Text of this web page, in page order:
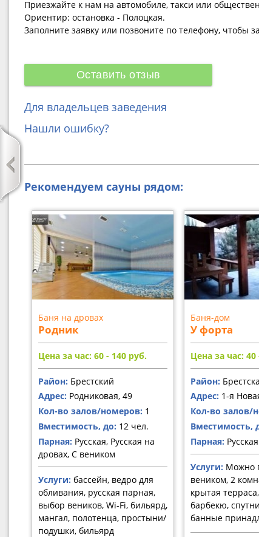
Приезжайте к нам на автомобиле, такси или
Ориентир: остановка - Полоцкая.
Заполните заявку или позвоните по телефону, чтобы
Оставить отзыв
Для владельцев заведения
Нашли ошибку?
Рекомендуем сауны рядом:
Баня на дровах
Родник
Цена за час: 60 - 140 руб.
Район: Брестский
Адрес: Родниковая, 49
Кол-во залов/номеров: 1
Вместимость, до: 12 чел.
Парная: Русская, Русская на
дровах, С веником
Услуги: бассейн, ведро для
обливания, русская парная,
выбор веников, Wi-Fi, бильярд,
мангал, полотенца, простыни/
подушки, бильярд
Баня-дом
У форта
Цена за час: 40
Район:
Адрес: 1-я
Кол-во залов/
Вместимость,
Парная: Русская
Услуги: Можно
веником, 2
крытая
барбекю,
банные